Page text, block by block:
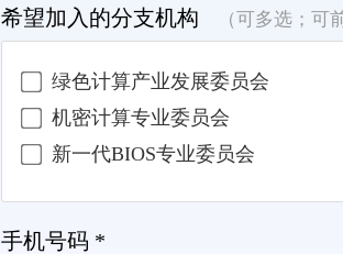
希望加入的分支机构 （可多选；可
绿色计算产业发展委员会
机密计算专业委员会
新一代BIOS专业委员会
手机号码 *